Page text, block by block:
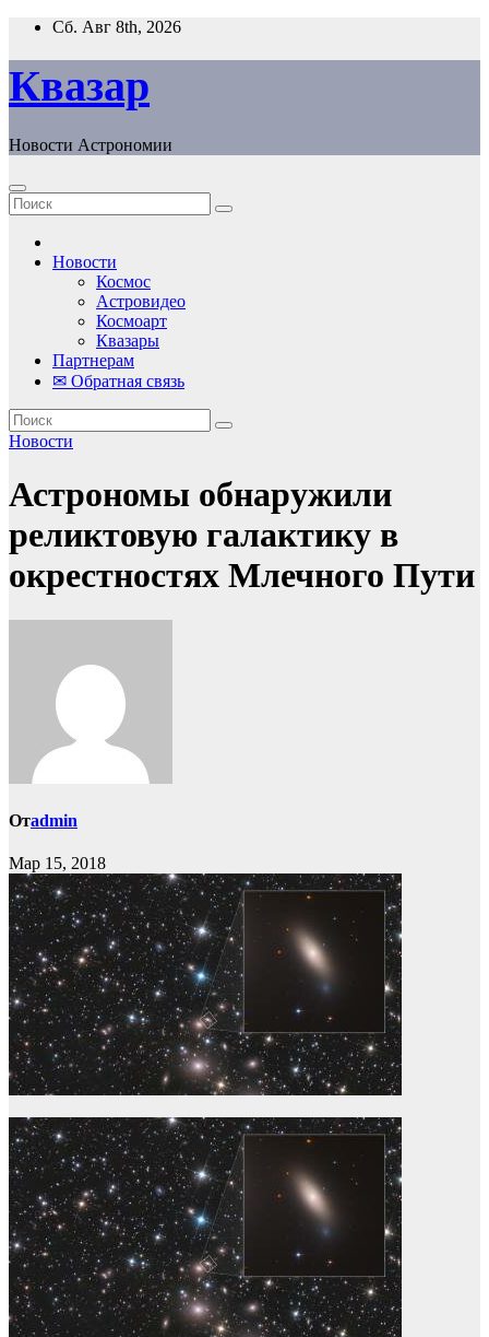
Перейти
содержанию
Сб. Авг 8th, 2026
Квазар
Новости Астрономии
Новости
Космос
Астровидео
Космоарт
Квазары
Партнерам
✉ Обратная связь
Новости
Астрономы обнаружили
реликтовую галактику в
окрестностях Млечного Пути
Отadmin
Мар 15, 2018